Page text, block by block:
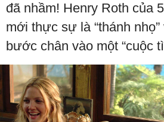
đã nhầm! Henry Roth của
mới thực sự là “thánh
bước chân vào một “cuộc